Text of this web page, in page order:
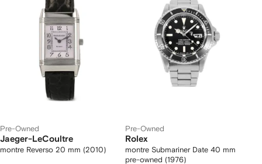
Pre-Owned
Jaeger-LeCoultre
montre Reverso 20 mm (2010)
Pre-Owned
Rolex
montre Submariner Date 40 mm
pre-owned (1976)